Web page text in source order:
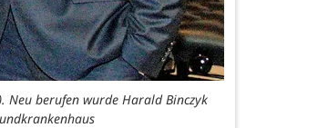
Neu berufen wurde Harald Binczyk